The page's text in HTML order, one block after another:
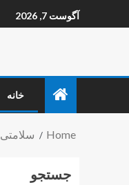
آگوست 7, 2026
خانه
Home سلامتی
جستجو